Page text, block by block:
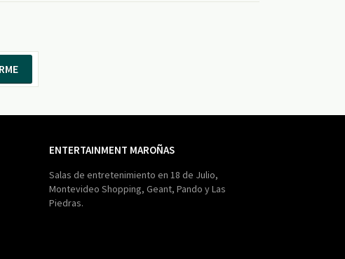
ENTERTAINMENT MAROÑAS
Salas de entretenimiento en 18 de Julio,
Montevideo Shopping, Geant, Pando y Las
Piedras.